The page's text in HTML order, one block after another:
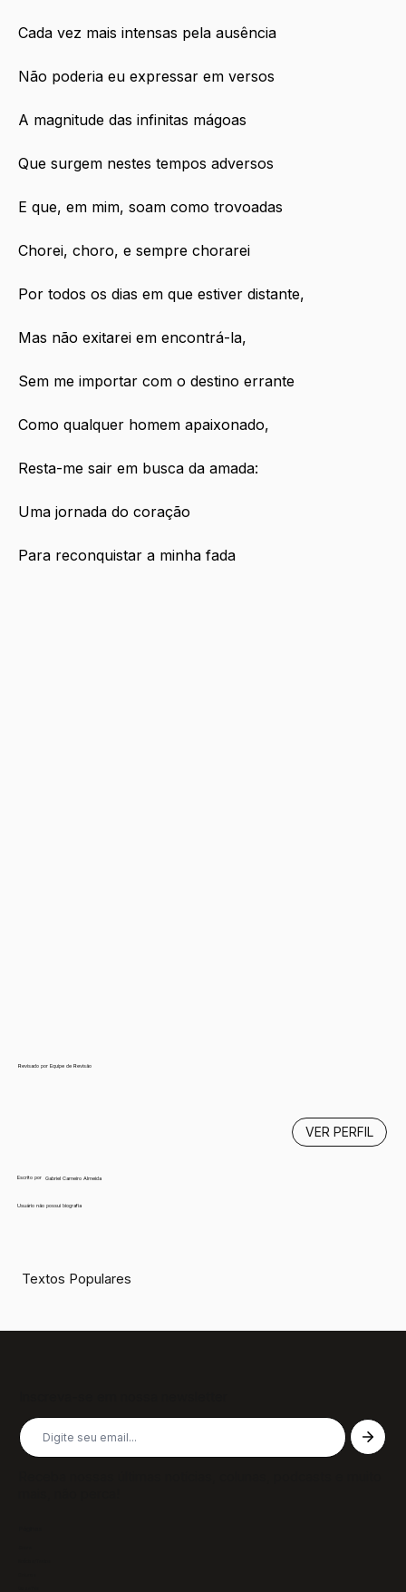
Cada vez mais intensas pela ausência
Não poderia eu expressar em versos
A magnitude das infinitas mágoas
Que surgem nestes tempos adversos
E que, em mim, soam como trovoadas
Chorei, choro, e sempre chorarei
Por todos os dias em que estiver distante,
Mas não exitarei em encontrá-la,
Sem me importar com o destino errante
Como qualquer homem apaixonado,
Resta-me sair em busca da amada:
Uma jornada do coração
Para reconquistar a minha fada
Revisado por Equipe de Revisão
Escrito por Gabriel Carneiro Almeida
Usuário não possui biografia
VER PERFIL
Textos Populares